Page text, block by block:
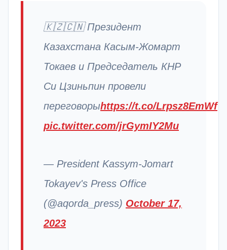
🇰🇿🇨🇳 Президент
Казахстана Касым-Жомарт
Токаев и Председатель КНР
Си Цзиньпин провели
переговорыhttps://t.co/Lrpsz8EmWf
pic.twitter.com/jrGymIY2Mu
— President Kassym-Jomart
Tokayev's Press Office
(@aqorda_press) October 17,
2023